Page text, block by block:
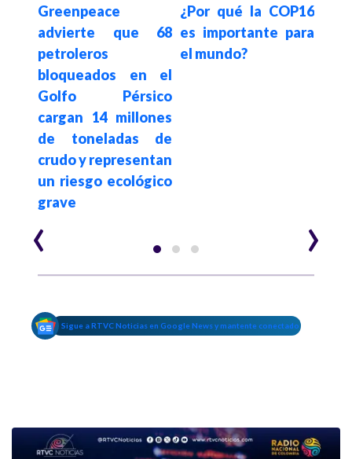
Greenpeace
advierte que 68
petroleros
bloqueados en el
Golfo Pérsico
cargan 14 millones
de toneladas de
crudo y representan
un riesgo ecológico
grave
¿Por qué la COP16
es importante para
el mundo?
‹ ›
Sigue a RTVC Noticias en Google News y mantente conectado